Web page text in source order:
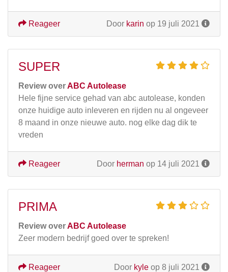
Door karin op 19 juli 2021
Reageer
SUPER
Review overABC Autolease
Hele fijne service gehad van abc autolease, konden
onze huidige auto inleveren en rijden nu al ongeveer
8 maand in onze nieuwe auto. nog elke dag dik te
vreden
Door herman op 14 juli 2021
Reageer
PRIMA
Review overABC Autolease
Zeer modern bedrijf goed over te spreken!
Door kyle op 8 juli 2021
Reageer